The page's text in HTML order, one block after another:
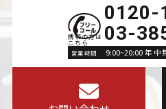
0120-
03-
営業時間 9:00~20:00 年中